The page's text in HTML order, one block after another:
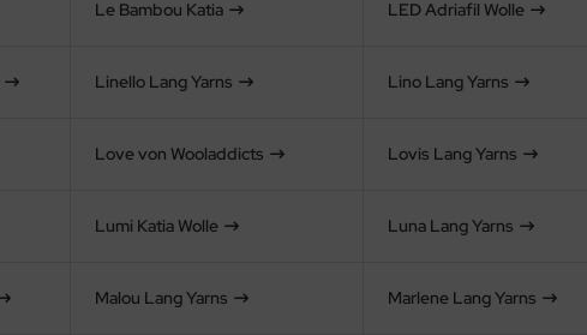
Le Bambou Katia LED Adriafil Wolle
Linello Lang Yarns Lino Lang Yarns
Love von Wooladdicts Lovis Lang Yarns
Lumi Katia Wolle Luna Lang Yarns
Malou Lang Yarns Marlene Lang Yarns